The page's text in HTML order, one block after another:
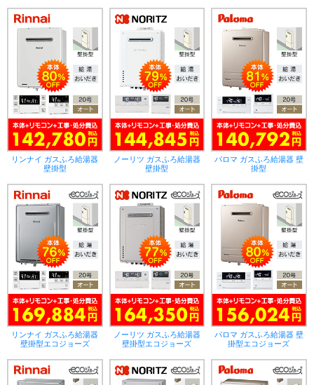
リンナイ ガスふろ給湯器
壁掛型
ノーリツ ガスふろ給湯器
壁掛型
パロマ ガスふろ給湯器 壁
掛型
リンナイ ガスふろ給湯器
壁掛型エコジョーズ
ノーリツ ガスふろ給湯器
壁掛型エコジョーズ
パロマ ガスふろ給湯器 壁
掛型エコジョーズ